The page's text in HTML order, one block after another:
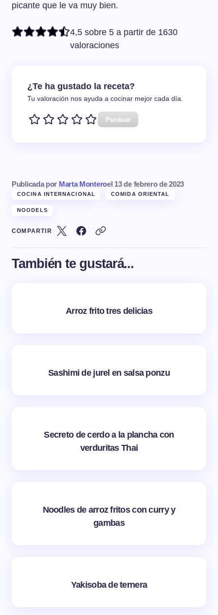
picante que le va muy bien.
4,5 sobre 5 a partir de 1630
valoraciones
¿Te ha gustado la receta?
Tu valoración nos ayuda a cocinar mejor cada día.
Puntuar
Publicada por Marta Monteroel 13 de febrero de 2023
COCINA INTERNACIONAL COMIDA ORIENTAL
NOODELS
COMPARTIR
También te gustará...
Arroz frito tres delicias
Sashimi de jurel en salsa ponzu
Secreto de cerdo a la plancha con
verduritas Thai
Noodles de arroz fritos con curry y
gambas
Yakisoba de ternera